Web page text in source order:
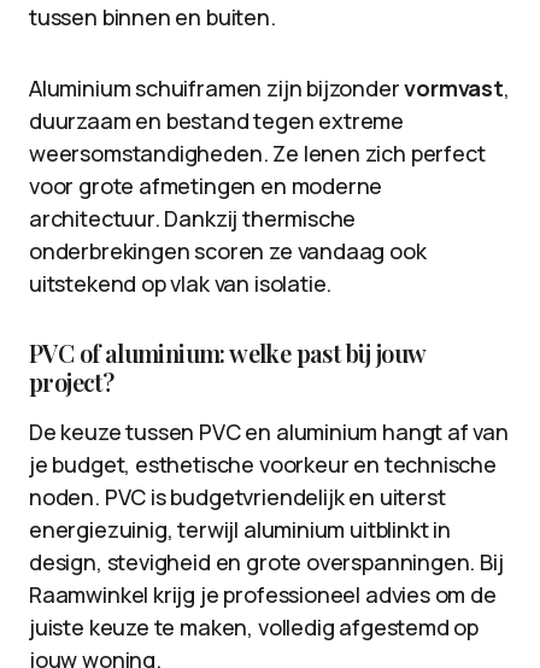
tussen binnen en buiten.
Aluminium schuiframen zijn bijzondervormvast,
duurzaam en bestand tegen extreme
weersomstandigheden. Ze lenen zich perfect
voor grote afmetingen en moderne
architectuur. Dankzij thermische
onderbrekingen scoren ze vandaag ook
uitstekend op vlak van isolatie.
PVC of aluminium: welke past bij jouw
project?
De keuze tussen PVC en aluminium hangt af van
je budget, esthetische voorkeur en technische
noden. PVC is budgetvriendelijk en uiterst
energiezuinig, terwijl aluminium uitblinkt in
design, stevigheid en grote overspanningen. Bij
Raamwinkel krijg je professioneel advies om de
juiste keuze te maken, volledig afgestemd op
jouw woning.